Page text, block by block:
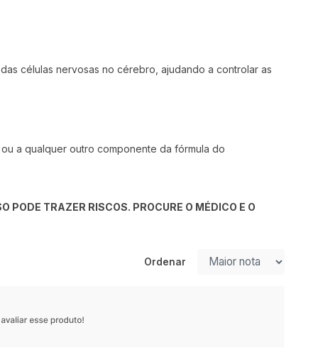
células nervosas no cérebro, ajudando a controlar as
a qualquer outro componente da fórmula do
PODE TRAZER RISCOS. PROCURE O MÉDICO E O
Ordenar